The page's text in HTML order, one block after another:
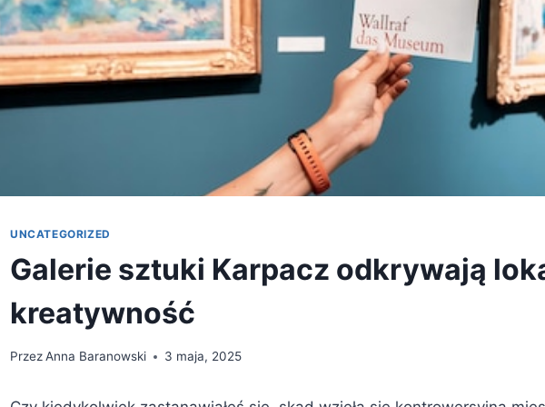
UNCATEGORIZED
Galerie sztuki Karpacz odkrywają
kreatywność
PrzezAnna Baranowski 3 maja, 2025